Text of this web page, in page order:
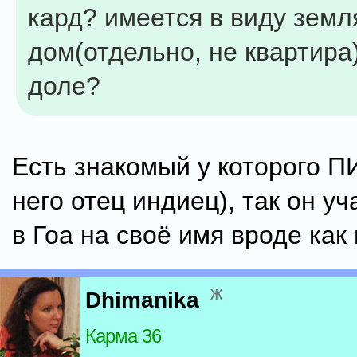
кард? имеется в виду
дом(отдельно, не
доле?
Есть знакомый у которого
него отец индиец), так он
в Гоа на своё имя вроде как
Dhimanika ж
Карма 36